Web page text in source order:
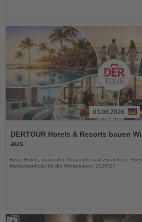
Sie
die
03.08.2026
DERTOUR Hotels & Resorts bauen
aus
Neue Hotels, innovative Konzepte und zusätzliche
Markenportfolio für die Wintersaison 2026/27